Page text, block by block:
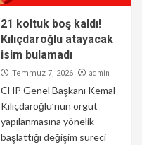
21 koltuk boş kaldı!
Kılıçdaroğlu atayacak
isim bulamadı
Temmuz 7, 2026 admin
CHP Genel Başkanı Kemal
Kılıçdaroğlu’nun örgüt
yapılanmasına yönelik
başlattığı değişim süreci